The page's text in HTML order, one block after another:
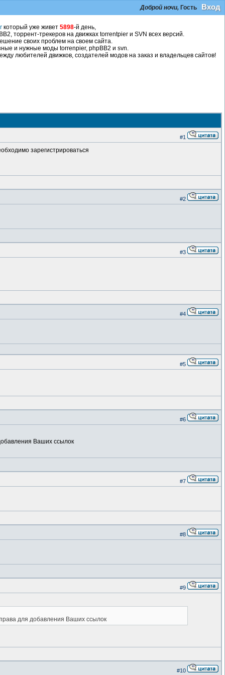
Доброй ночи, Гость Вход
который уже живет 5898-й день,
торрент-трекеров на движках torrentpier и SVN всех версий.
своих проблем на своем сайта.
и нужные моды torrenpier, phpBB2 и svn.
любителей движков, создателей модов на заказ и владельцев сайтов!
#1
зарегистрироваться
#2
#3
#4
#5
#6
Ваших ссылок
#7
#8
#9
для добавления Ваших ссылок
#10